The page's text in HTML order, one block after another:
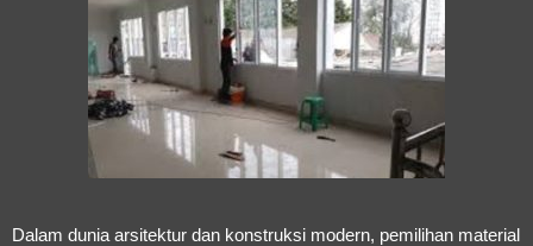
Dalam dunia arsitektur dan konstruksi modern, pemilihan material